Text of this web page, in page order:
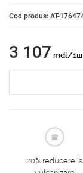
Cod produs: AT-
3 107 mdl/
20% reducere la